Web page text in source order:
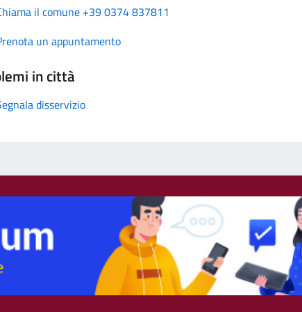
il comune +39 0374 837811
un appuntamento
in città
disservizio